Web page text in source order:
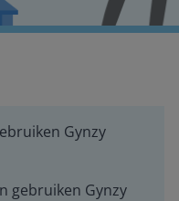
Gynzy
gebruiken Gynzy